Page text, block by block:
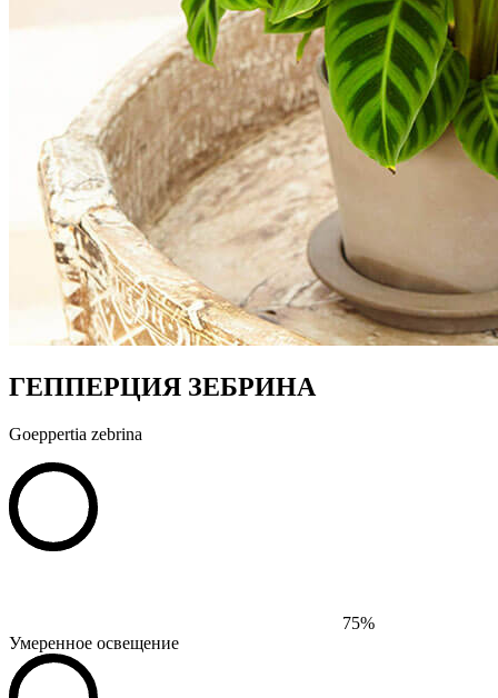
ГЕППЕРЦИЯ ЗЕБРИНА
Goeppertia zebrina
75%
Умеренное освещение